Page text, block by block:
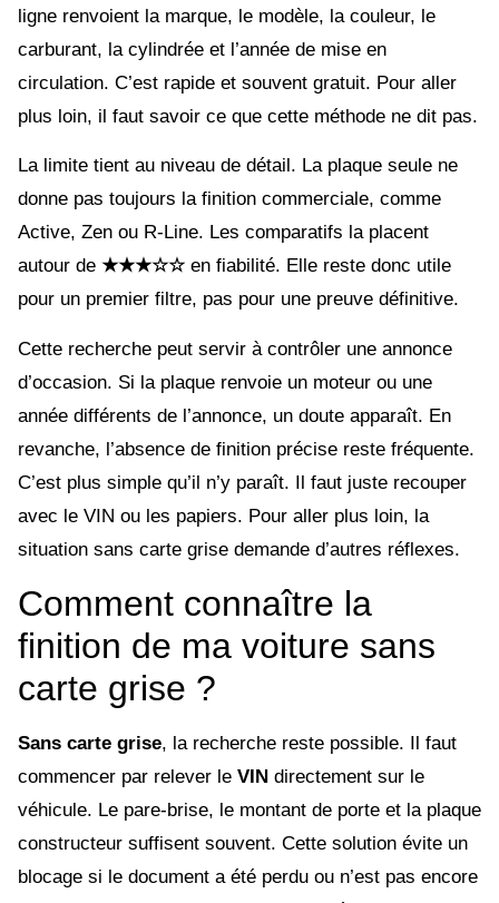
ligne renvoient la marque, le modèle, la couleur, le
carburant, la cylindrée et l’année de mise en
circulation. C’est rapide et souvent gratuit. Pour aller
plus loin, il faut savoir ce que cette méthode ne dit pas.
La limite tient au niveau de détail. La plaque seule ne
donne pas toujours la finition commerciale, comme
Active, Zen ou R-Line. Les comparatifs la placent
autour de ★★★☆☆ en fiabilité. Elle reste donc utile
pour un premier filtre, pas pour une preuve définitive.
Cette recherche peut servir à contrôler une annonce
d’occasion. Si la plaque renvoie un moteur ou une
année différents de l’annonce, un doute apparaît. En
revanche, l’absence de finition précise reste fréquente.
C’est plus simple qu’il n’y paraît. Il faut juste recouper
avec le VIN ou les papiers. Pour aller plus loin, la
situation sans carte grise demande d’autres réflexes.
Comment connaître la
finition de ma voiture sans
carte grise ?
Sans carte grise, la recherche reste possible. Il faut
commencer par relever le VIN directement sur le
véhicule. Le pare-brise, le montant de porte et la plaque
constructeur suffisent souvent. Cette solution évite un
blocage si le document a été perdu ou n’est pas encore